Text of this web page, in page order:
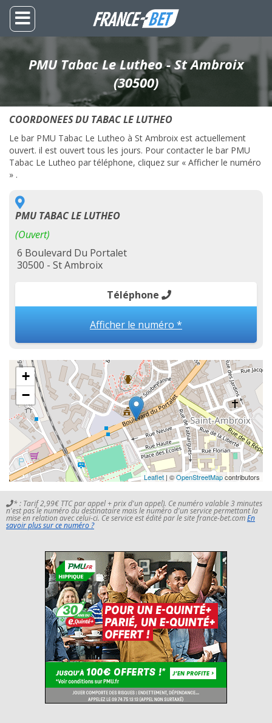
PMU Tabac Le Lutheo - St Ambroix
(30500)
COORDONEES DU TABAC LE LUTHEO
Le bar PMU Tabac Le Lutheo à St Ambroix est actuellement
ouvert. il est ouvert tous les jours. Pour contacter le bar PMU
Tabac Le Lutheo par téléphone, cliquez sur « Afficher le numéro
» .
PMU TABAC LE LUTHEO
(Ouvert)
6 Boulevard Du Portalet
30500 - St Ambroix
Téléphone
Afficher le numéro *
+
−
Leaflet | ©OpenStreetMapcontributors
* : Tarif 2,99€ TTC par appel + prix d'un appel). Ce numéro valable 3 minutes
n'est pas le numéro du destinataire mais le numéro d'un service permettant la
mise en relation avec celui-ci. Ce service est édité par le site france-bet.comEn
savoir plus sur ce numéro ?